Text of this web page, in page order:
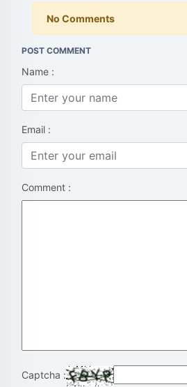
No Comments
POST COMMENT
Name :
Email :
Comment :
Captcha :